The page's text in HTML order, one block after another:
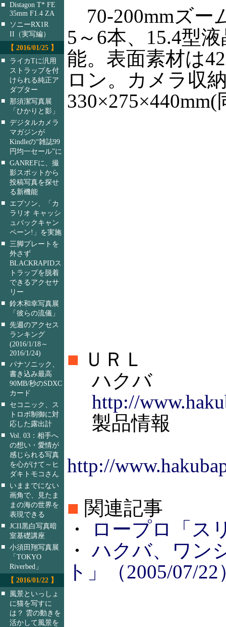
■ Distagon T* FE
35mm F1.4 ZA
■
ソニーRX1R
II（実写編）
【 2016/01/25 】
■
ライカTに汎用
ストラップを付
けられる純正ア
ダプター
■ 那須潔写真展
「ひかりと影」
■ デジタルカメラ
マガジンが
Kindleの“雑誌99
円均一セール”に
■ GANREFに、撮
影スポットから
投稿写真を探せ
る新機能
■
エプソン、「カ
ラリオ キャッシ
ュバックキャン
ペーン!」を実施
■ 三脚プレートを
外さず
BLACKRAPIDス
トラップを脱着
できるアクセサ
リー
■ 鈴木和幸写真展
「彼らの流儀」
■ 先週のアクセス
ランキング
(2016/1/18～
2016/1/24)
■ パナソニック、
書き込み最高
90MB/秒のSDXC
カード
■
セコニック、ス
トロボ制御に対
応した露出計
■ Vol. 03：相手へ
の想い・愛情が
感じられる写真
を心がけて～ヒ
ダキトモコさん
■
いままでにない
画角で、見たま
まの海の世界を
表現できる
■ JCII黒白写真暗
室基礎講座
■ 小須田翔写真展
「TOKYO
Riverbed」
【 2016/01/22 】
■
風景といっしょ
に猫を写すに
は？ 雲の動きを
活かして風景を
70-200mmズー
5～6本、15.4型
能。表面素材は
ロン。カメラ収
■ ＵＲＬ
ハクバ
http://
製品情報
http://
■ 関連記事
・
ロープロ「ス
・ハクバ、ワン
ト」（2005/07/22